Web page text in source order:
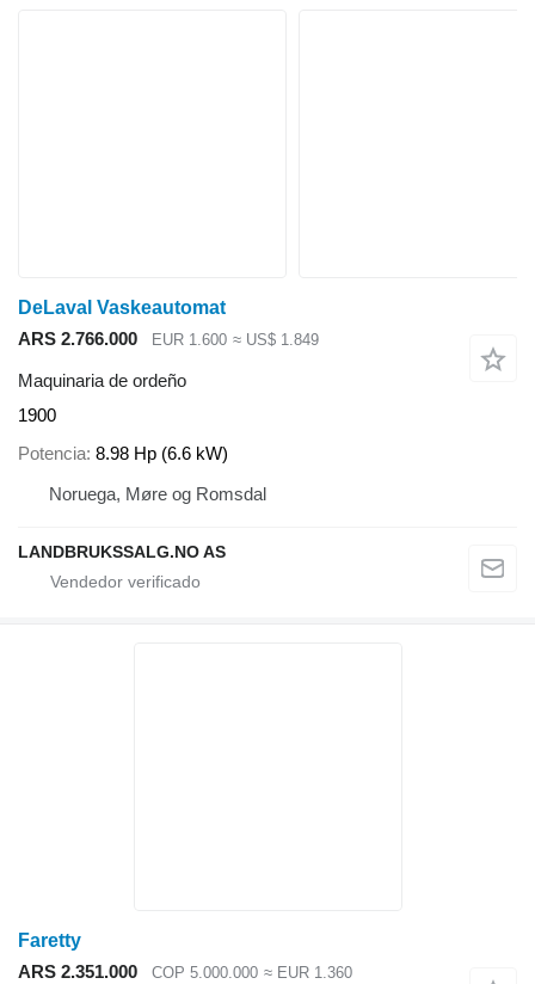
DeLaval Vaskeautomat
ARS 2.766.000
EUR 1.600 ≈ US$ 1.849
Maquinaria de ordeño
1900
Potencia 8.98 Hp (6.6 kW)
Noruega, Møre og Romsdal
LANDBRUKSSALG.NO AS
Faretty
ARS 2.351.000
COP 5.000.000 ≈ EUR 1.360